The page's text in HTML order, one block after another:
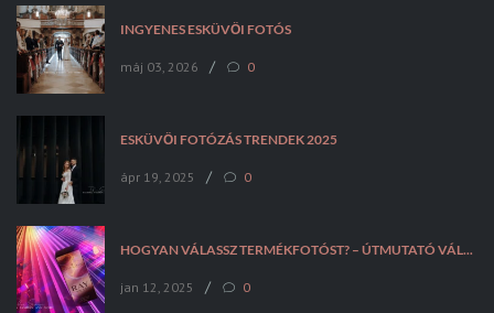
INGYENES ESKÜVŐI FOTÓS
máj 03, 2026 / 0
ESKÜVŐI FOTÓZÁS TRENDEK 2025
ápr 19, 2025 / 0
HOGYAN VÁLASSZ TERMÉKFOTÓST? – ÚTMUTATÓ VÁLLALKOZÁSOKNAK
jan 12, 2025 / 0